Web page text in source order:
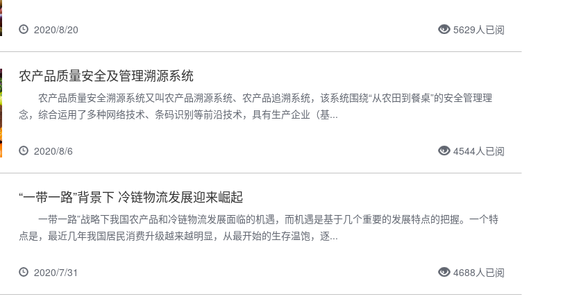
2020/8/20 5629人已阅
农产品质量安全及管理溯源系统
农产品质量安全溯源系统又叫农产品溯源系统、农产品追溯系统，该系统围绕“从农田到餐桌”的安全管理理
念，综合运用了多种网络技术、条码识别等前沿技术，具有生产企业（基...
2020/8/6 4544人已阅
“一带一路”背景下 冷链物流发展迎来崛起
一带一路”战略下我国农产品和冷链物流发展面临的机遇，而机遇是基于几个重要的发展特点的把握。一个特
点是，最近几年我国居民消费升级越来越明显，从最开始的生存温饱，逐...
2020/7/31 4688人已阅